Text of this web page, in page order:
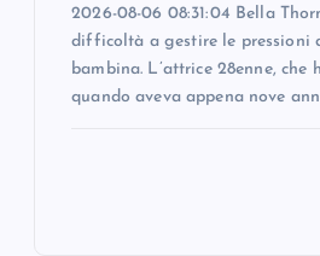
2026-08-06 08:31:04 Bella
difficoltà a gestire le pressioni
bambina. L’attrice 28enne, che
quando aveva appena nove